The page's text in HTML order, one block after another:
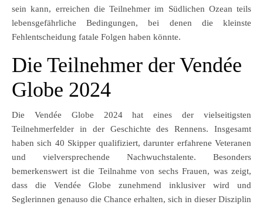
sein kann, erreichen die Teilnehmer im Südlichen Ozean teils
lebensgefährliche Bedingungen, bei denen die kleinste
Fehlentscheidung fatale Folgen haben könnte.
Die Teilnehmer der Vendée
Globe 2024
Die Vendée Globe 2024 hat eines der vielseitigsten
Teilnehmerfelder in der Geschichte des Rennens. Insgesamt
haben sich 40 Skipper qualifiziert, darunter erfahrene Veteranen
und vielversprechende Nachwuchstalente. Besonders
bemerkenswert ist die Teilnahme von sechs Frauen, was zeigt,
dass die Vendée Globe zunehmend inklusiver wird und
Seglerinnen genauso die Chance erhalten, sich in dieser Disziplin